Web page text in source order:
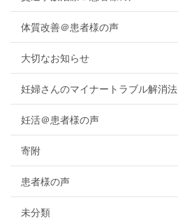
体質改善＠患者様の声
大切なお知らせ
妊婦さんのマイナートラブル解消法
妊活＠患者様の声
寄附
患者様の声
未分類